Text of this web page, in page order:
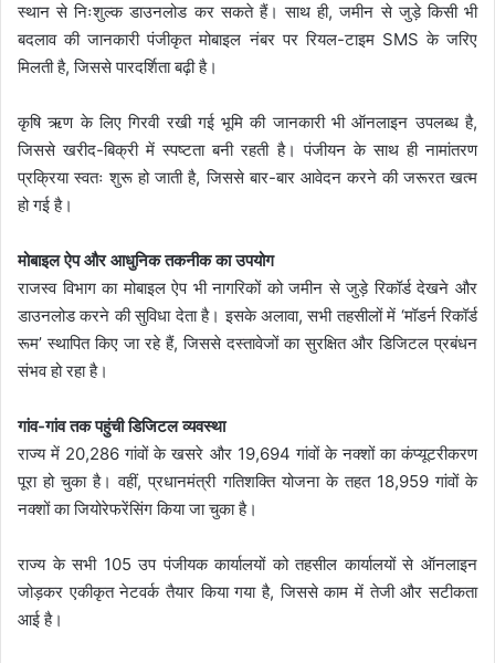
स्थान से निःशुल्क डाउनलोड कर सकते हैं। साथ ही, जमीन से जुड़े किसी भी
बदलाव की जानकारी पंजीकृत मोबाइल नंबर पर रियल-टाइम SMS के जरिए
मिलती है, जिससे पारदर्शिता बढ़ी है।
कृषि ऋण के लिए गिरवी रखी गई भूमि की जानकारी भी ऑनलाइन उपलब्ध है,
जिससे खरीद-बिक्री में स्पष्टता बनी रहती है। पंजीयन के साथ ही नामांतरण
प्रक्रिया स्वतः शुरू हो जाती है, जिससे बार-बार आवेदन करने की जरूरत खत्म
हो गई है।
मोबाइल ऐप और आधुनिक तकनीक का उपयोग
राजस्व विभाग का मोबाइल ऐप भी नागरिकों को जमीन से जुड़े रिकॉर्ड देखने और
डाउनलोड करने की सुविधा देता है। इसके अलावा, सभी तहसीलों में ‘मॉडर्न रिकॉर्ड
रूम’ स्थापित किए जा रहे हैं, जिससे दस्तावेजों का सुरक्षित और डिजिटल प्रबंधन
संभव हो रहा है।
गांव-गांव तक पहुंची डिजिटल व्यवस्था
राज्य में 20,286 गांवों के खसरे और 19,694 गांवों के नक्शों का कंप्यूटरीकरण
पूरा हो चुका है। वहीं, प्रधानमंत्री गतिशक्ति योजना के तहत 18,959 गांवों के
नक्शों का जियोरेफरेंसिंग किया जा चुका है।
राज्य के सभी 105 उप पंजीयक कार्यालयों को तहसील कार्यालयों से ऑनलाइन
जोड़कर एकीकृत नेटवर्क तैयार किया गया है, जिससे काम में तेजी और सटीकता
आई है।